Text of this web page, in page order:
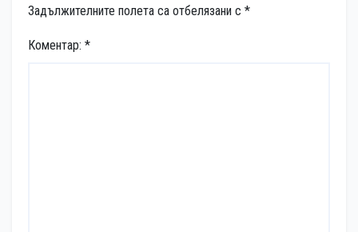
Задължителните полета са отбелязани с *
Коментар: *